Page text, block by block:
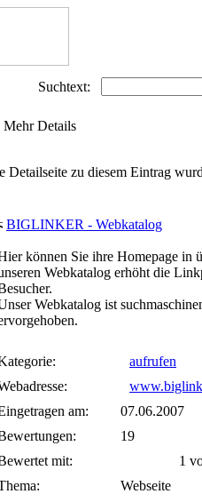
Suchtext:
Details
Detailseite zu diesem Eintrag
BIGLINKER - Webkatalog
können Sie ihre Homepage in
Webkatalog erhöht die
Webkatalog ist
aufrufen
am:
07.06.2007
19
mit:
1
Webseite